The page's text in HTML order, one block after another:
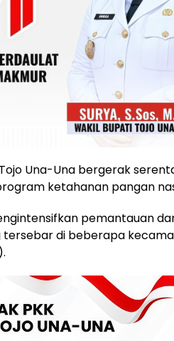
Una-Una bergerak
ketahanan pangan
pemantauan
di beberapa